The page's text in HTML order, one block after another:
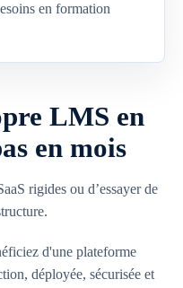
en formation
LMS en
en mois
rigides ou d’essayer de
d'une plateforme
déployée, sécurisée et